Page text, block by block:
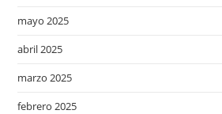
mayo 2025
abril 2025
marzo 2025
febrero 2025